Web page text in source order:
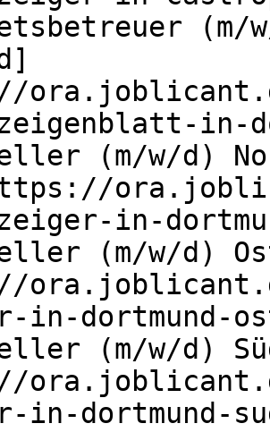
(m/
in-
(m/w/d)
in-
(m/w/d)
in-dortmund-
(m/w/d)
in-dortmund-